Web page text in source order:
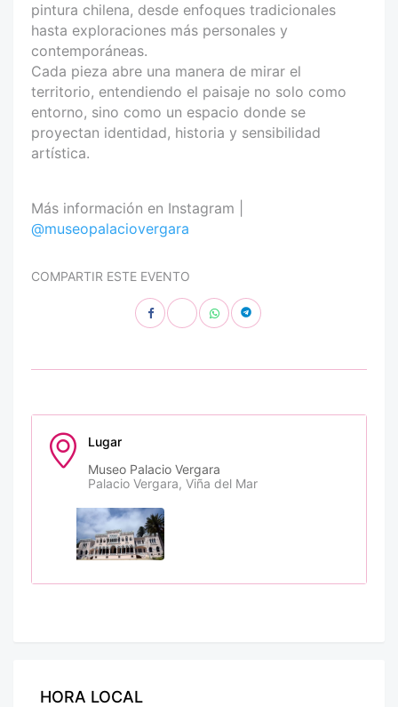
pintura chilena, desde enfoques tradicionales
hasta exploraciones más personales y
contemporáneas.
Cada pieza abre una manera de mirar el
territorio, entendiendo el paisaje no solo como
entorno, sino como un espacio donde se
proyectan identidad, historia y sensibilidad
artística.
Más información en Instagram |
@museopalaciovergara
COMPARTIR ESTE EVENTO
Lugar
Museo Palacio Vergara
Palacio Vergara, Viña del Mar
HORA LOCAL